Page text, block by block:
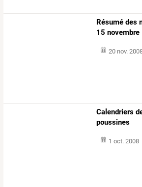
Résumé des
15 novembre
20 nov.
Calendriers
poussines
1 oct. 2008